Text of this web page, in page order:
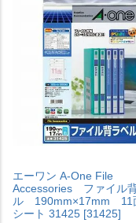
エーワン A-One File
Accessories ファイル
ル 190mm×17mm 11
シート 31425 [31425]